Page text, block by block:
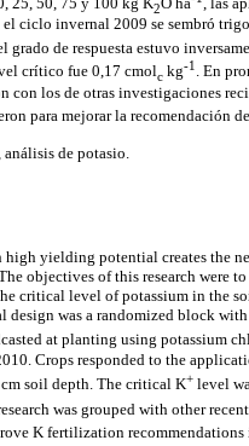
2
ciclo invernal 2009 se sembró
de respuesta estuvo
crítico fue 0,17 cmolc kg-1 . En
con los de otras investigaciones
para mejorar la recomendación
de potasio.
yielding potential creates the
objectives of this research
critical level of potassium in the
design was a randomized block
at planting using potassium
Crops responded to the
soil depth. The critical K+ level
was grouped with other
K fertilization recommendations